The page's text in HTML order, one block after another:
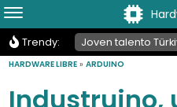
Trendy: Joven talento
HARDWARE LIBRE »ARDUINO
Industruino,